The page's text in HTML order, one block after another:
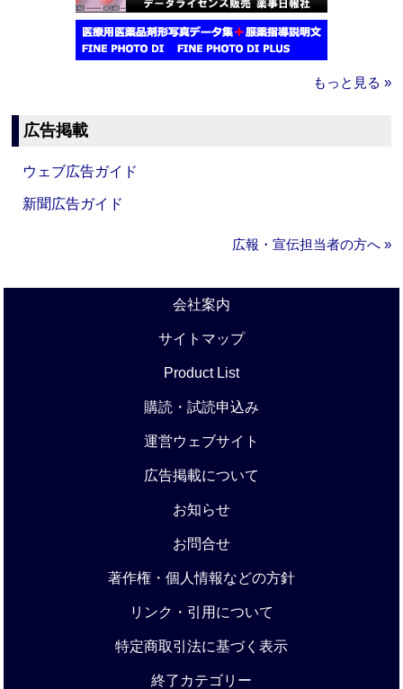
もっと見る »
広告掲載
ウェブ広告ガイド
新聞広告ガイド
広報・宣伝担当者の方へ »
会社案内
サイトマップ
Product List
購読・試読申込み
運営ウェブサイト
広告掲載について
お知らせ
お問合せ
著作権・個人情報などの方針
リンク・引用について
特定商取引法に基づく表示
終了カテゴリー